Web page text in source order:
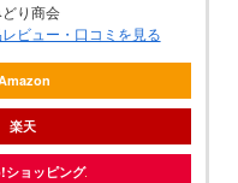
り商会
ビュー・口コミを見る
楽天
ショッピング